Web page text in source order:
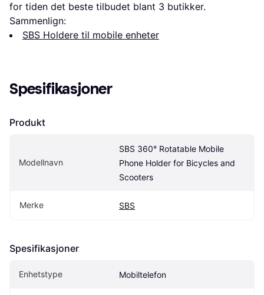
for tiden det beste tilbudet blant 3 butikker.
Sammenlign:
SBS Holdere til mobile enheter
Spesifikasjoner
Produkt
Modellnavn
SBS 360° Rotatable Mobile
Phone Holder for Bicycles and
Scooters
Merke SBS
Spesifikasjoner
Enhetstype Mobiltelefon